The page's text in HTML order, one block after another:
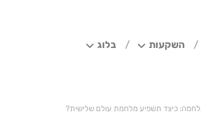
השקעות בלוג
כיצד תשפיע מלחמת עולם שלישית?